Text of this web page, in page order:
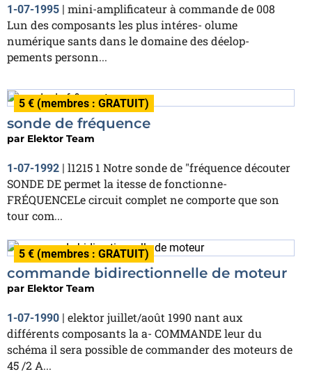
1-07-1995 | mini-amplificateur à commande de 008
Lun des composants les plus intéres- olume
numérique sants dans le domaine des déelop-
pements personn...
5 € (membres : GRATUIT)
sonde de fréquence
par Elektor Team
1-07-1992 | l1215 1 Notre sonde de "fréquence découter
SONDE DE permet la itesse de fonctionne-
FRÉQUENCELe circuit complet ne comporte que son
tour com...
5 € (membres : GRATUIT)
commande bidirectionnelle de moteur
par Elektor Team
1-07-1990
elektor juillet/août 1990 nant aux
différents composants la a- COMMANDE leur du
schéma il sera possible de commander des moteurs de
45 /2 A...